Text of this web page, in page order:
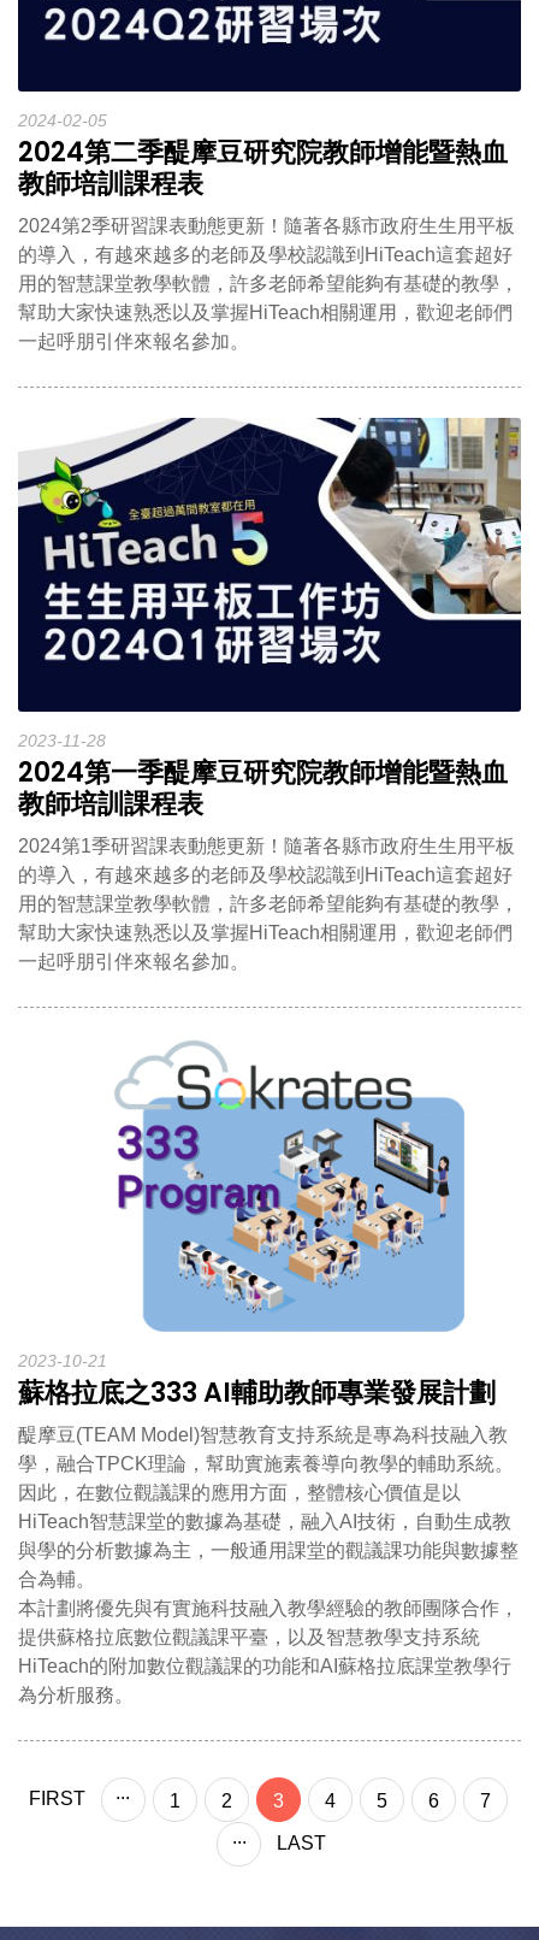
2024-02-05
2024第二季醍摩豆研究院教師增能暨熱血
教師培訓課程表
2024第2季研習課表動態更新！隨著各縣市政府生生用平板
的導入，有越來越多的老師及學校認識到HiTeach這套超好
用的智慧課堂教學軟體，許多老師希望能夠有基礎的教學，
幫助大家快速熟悉以及掌握HiTeach相關運用，歡迎老師們
一起呼朋引伴來報名參加。
2023-11-28
2024第一季醍摩豆研究院教師增能暨熱血
教師培訓課程表
2024第1季研習課表動態更新！隨著各縣市政府生生用平板
的導入，有越來越多的老師及學校認識到HiTeach這套超好
用的智慧課堂教學軟體，許多老師希望能夠有基礎的教學，
幫助大家快速熟悉以及掌握HiTeach相關運用，歡迎老師們
一起呼朋引伴來報名參加。
2023-10-21
蘇格拉底之333 AI輔助教師專業發展計劃
醍摩豆(TEAM Model)智慧教育支持系統是專為科技融入教
學，融合TPCK理論，幫助實施素養導向教學的輔助系統。
因此，在數位觀議課的應用方面，整體核心價值是以
HiTeach智慧課堂的數據為基礎，融入AI技術，自動生成教
與學的分析數據為主，一般通用課堂的觀議課功能與數據整
合為輔。
本計劃將優先與有實施科技融入教學經驗的教師團隊合作，
提供蘇格拉底數位觀議課平臺，以及智慧教學支持系統
HiTeach的附加數位觀議課的功能和AI蘇格拉底課堂教學行
為分析服務。
FIRST ... 1 2 3 4 5 6
7
...
LAST